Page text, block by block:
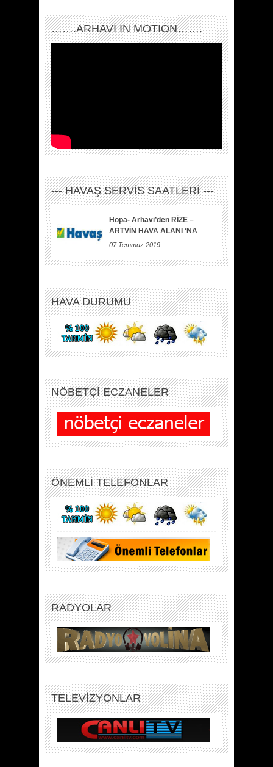
…….ARHAVI IN MOTION…….
--- HAVAŞ SERVİS SAATLERİ ---
Hopa- Arhavi’den RİZE –
ARTVİN HAVA ALANI ‘NA
07 Temmuz 2019
HAVA DURUMU
NÖBETÇİ ECZANELER
ÖNEMLİ TELEFONLAR
RADYOLAR
TELEVİZYONLAR